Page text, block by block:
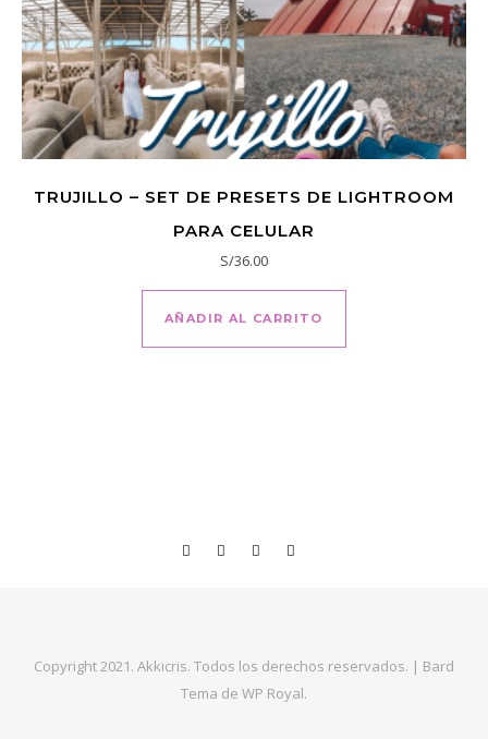
TRUJILLO – SET DE PRESETS DE LIGHTROOM
PARA CELULAR
S/36.00
AÑADIR AL CARRITO
Copyright 2021. Akkicris. Todos los derechos reservados. | Bard
Tema de WP Royal.